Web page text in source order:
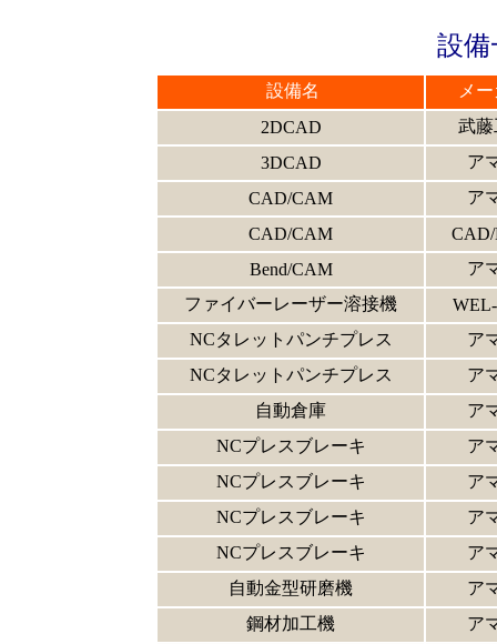
設備
設備名
メ
2DCAD
武藤
3DCAD
ア
CAD/CAM
ア
CAD/CAM
Bend/CAM
ア
ファイバーレーザー溶接機
NCタレットパンチプレス
ア
NCタレットパンチプレス
ア
自動倉庫
ア
NCプレスブレーキ
ア
NCプレスブレーキ
ア
NCプレスブレーキ
ア
NCプレスブレーキ
ア
自動金型研磨機
ア
鋼材加工機
ア